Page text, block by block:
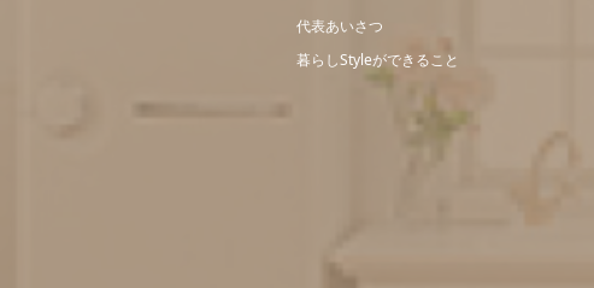
代表あいさつ
暮らしStyleができること